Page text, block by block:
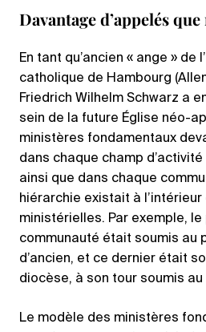
Davantage d’appelés
En tant qu’ancien « ange » de
catholique de Hambourg
Friedrich Wilhelm Schwarz a
sein de la future Église néo-
ministères fondamentaux
dans chaque champ d’activité
ainsi que dans chaque
hiérarchie existait à
ministérielles. Par exemple,
communauté était soumis au
d’ancien, et ce dernier était
diocèse, à son tour soumis
Le modèle des ministères